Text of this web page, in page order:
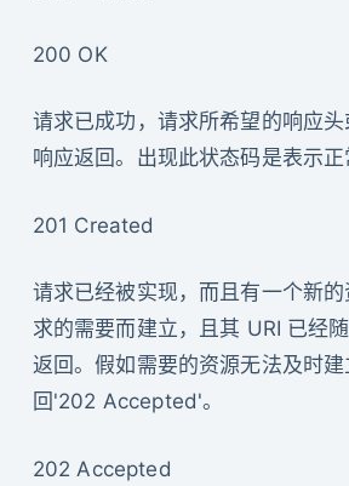
200 OK
请求已成功，请求所希望的响应
响应返回。出现此状态码是表示正
201 Created
请求已经被实现，而且有一个新
求的需要而建立，且其 URI 已经
返回。假如需要的资源无法及时
回'202 Accepted'。
202 Accepted